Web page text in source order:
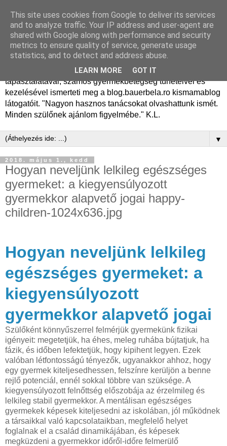
Dr. Bauer Béla Ph.D.
gyermekgyógyász
Dr. Bauer Béla Ph.D. gyermekgyógyász főorvos, 50 éves
tapasztalatával, számos gyermekbetegség tüneteivel és
kezelésével ismerteti meg a blog.bauerbela.ro kismamablog
látogatóit. "Nagyon hasznos tanácsokat olvashattunk ismét.
Minden szülőnek ajánlom figyelmébe." K.L.
▼
2018. május 1., kedd
Hogyan neveljünk lelkileg egészséges
gyermeket: a kiegyensúlyozott
gyermekkor alapvető jogai happy-
children-1024x636.jpg
Hogyan neveljünk lelkileg
egészséges gyermeket: a
kiegyensúlyozott
gyermekkor alapvető jogai
Szülőként könnyűszerrel felmérjük gyermekünk fizikai
igényeit: megetetjük, ha éhes, meleg ruhába bújtatjuk, ha
fázik, és időben lefektetjük, hogy kipihent legyen. Ezek
valóban létfontosságú tényezők, ugyanakkor ahhoz, hogy
egy gyermek kiteljesedhessen, felszínre kerüljön a benne
rejlő potenciál, ennél sokkal többre van szüksége. A
kiegyensúlyozott felnőttség előszobája az érzelmileg és
lelkileg stabil gyermekkor. A mentálisan egészséges
gyermekek képesek kiteljesedni az iskolában, jól működnek
a társaikkal való kapcsolataikban, megfelelő helyet
foglalnak el a család dinamikájában, és képesek
megküzdeni a gyermekkor időről-időre felmerülő
This site uses cookies from Google to deliver its services
and to analyze traffic. Your IP address and user-agent are
shared with Google along with performance and security
metrics to ensure quality of service, generate usage
statistics, and to detect and address abuse.
LEARN MORE GOT IT